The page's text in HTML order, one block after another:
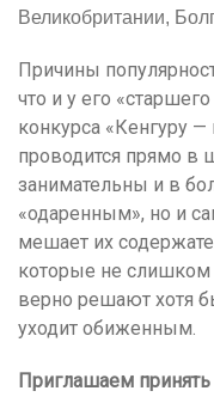
Великобритании,
Причины
что и у его
конкурса «Кенгуру
проводится прямо в
занимательны и в
«одаренным», но и
мешает их
которые не слишком
верно решают хотя
уходит обиженным.
Приглашаем